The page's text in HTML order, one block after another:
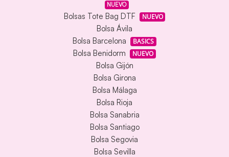
NUEVO
Bolsas Tote Bag DTF NUEVO
Bolsa Ávila
Bolsa Barcelona
BASICS
Bolsa Benidorm NUEVO
Bolsa Gijón
Bolsa Girona
Bolsa Málaga
Bolsa Rioja
Bolsa Sanabria
Bolsa Santiago
Bolsa Segovia
Bolsa Sevilla